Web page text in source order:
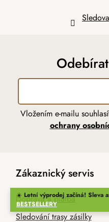
☀️ Letní výprodej začíná! Sleva
BESTSELLERY
Vložením e-mailu
ochrany
Zákaznický servis
Doprava a platba
Sledování trasy zásilky